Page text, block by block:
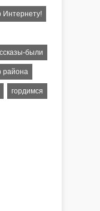
Интернету!
были
района
гордимся